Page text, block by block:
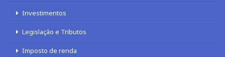
Investimentos
Legislação e Tributos
Imposto de renda